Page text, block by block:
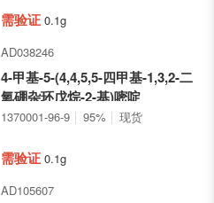
需验证 0.1g
AD038246
4-甲基-5-(4,4,5,5-四甲基-1,3,2-二
氧硼杂环戊烷-2-基)嘧啶
1370001-96-9 95% 现货
需验证 0.1g
AD105607